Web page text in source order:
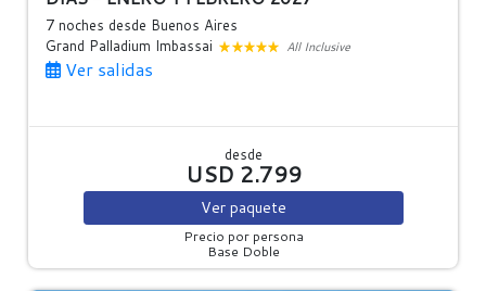
7 noches desde Buenos Aires
Grand Palladium Imbassai
All Inclusive
Ver salidas
desde
USD 2.799
Ver paquete
Precio por persona
Base Doble